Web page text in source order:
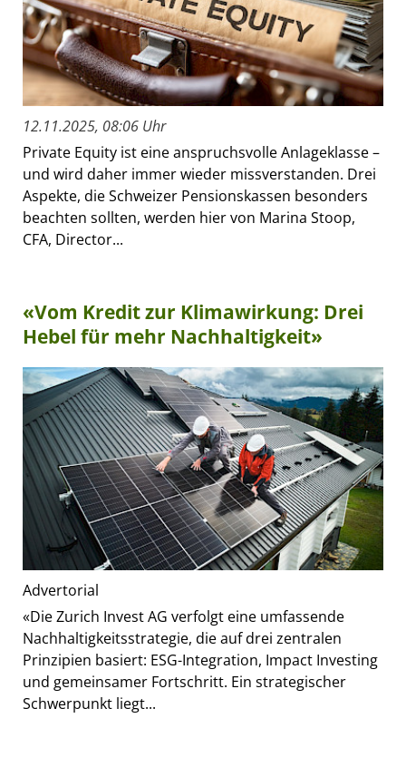
12.11.2025, 08:06 Uhr
Private Equity ist eine anspruchsvolle Anlageklasse –
und wird daher immer wieder missverstanden. Drei
Aspekte, die Schweizer Pensionskassen besonders
beachten sollten, werden hier von Marina Stoop,
CFA, Director...
«Vom Kredit zur Klimawirkung: Drei
Hebel für mehr Nachhaltigkeit»
Advertorial
«Die Zurich Invest AG verfolgt eine umfassende
Nachhaltigkeitsstrategie, die auf drei zentralen
Prinzipien basiert: ESG-Integration, Impact Investing
und gemeinsamer Fortschritt. Ein strategischer
Schwerpunkt liegt...